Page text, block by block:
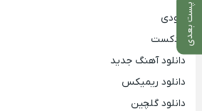
پست بعدی
بزودی
پادکست
دانلود آهنگ جدید
دانلود ریمیکس
دانلود گلچین